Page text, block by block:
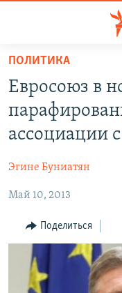
Перейти
основному
содержанию
Перейти
основной
навигации
Перейти
поиску
НОВОСТИ
ПОЛИТИКА
ЭКОНОМИКА
РЕГИОН
НАГОРНЫЙ КАРАБАХ
КУЛЬТУРА
СПОРТ
ПОЛИТИКА
Евросоюз в
ассоциации
Эгине Буниатян
Май 10, 2013
Поделиться